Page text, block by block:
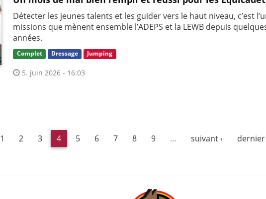
Détecter les jeunes talents et les guider vers le haut niveau, c’est
missions que mènent ensemble l’ADEPS et la LEWB depuis
années.
Complet Dressage Jumping
5. juin 2026 - 16:03
1 2 3 4 5 6 7 8 9 … suivant › dernier